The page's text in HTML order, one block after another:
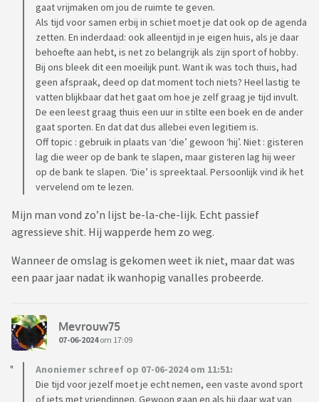
gaat vrijmaken om jou de ruimte te geven.
Als tijd voor samen erbij in schiet moet je dat ook op de agenda
zetten. En inderdaad: ook alleentijd in je eigen huis, als je daar
behoefte aan hebt, is net zo belangrijk als zijn sport of hobby.
Bij ons bleek dit een moeilijk punt. Want ik was toch thuis, had
geen afspraak, deed op dat moment toch niets? Heel lastig te
vatten blijkbaar dat het gaat om hoe je zelf graag je tijd invult.
De een leest graag thuis een uur in stilte een boek en de ander
gaat sporten. En dat dat dus allebei even legitiem is.
Off topic : gebruik in plaats van ‘die’ gewoon ‘hij’. Niet : gisteren
lag die weer op de bank te slapen, maar gisteren lag hij weer
op de bank te slapen. ‘Die’ is spreektaal. Persoonlijk vind ik het
vervelend om te lezen.
Mijn man vond zo’n lijst be-la-che-lijk. Echt passief
agressieve shit. Hij wapperde hem zo weg.
Wanneer de omslag is gekomen weet ik niet, maar dat was
een paar jaar nadat ik wanhopig vanalles probeerde.
Mevrouw75
07-06-2024om 17:09
Anoniemer schreef op 07-06-2024 om 11:51:
Die tijd voor jezelf moet je echt nemen, een vaste avond sport
of iets met vriendinnen. Gewoon gaan en als hij daar wat van